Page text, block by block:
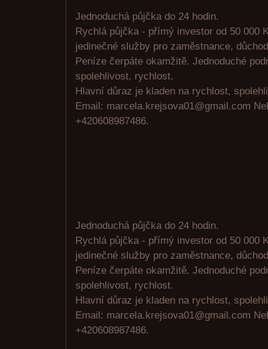
Jednoduchá půjčka do 24 hodin.
Rychlá půjčka - přímý investor od 50 000
jedinečné služby pro zaměstnance,
Peníze čerpáte okamžitě. Jednoduché
spolehlivost, rychlost.
Hlavní důraz je kladen na rychlost,
Email: marcela.krejsova01@gmail.com
+420608987486.
Jednoduchá půjčka do 24 hodin.
Rychlá půjčka - přímý investor od 50 000
jedinečné služby pro zaměstnance,
Peníze čerpáte okamžitě. Jednoduché
spolehlivost, rychlost.
Hlavní důraz je kladen na rychlost,
Email: marcela.krejsova01@gmail.com
+420608987486.